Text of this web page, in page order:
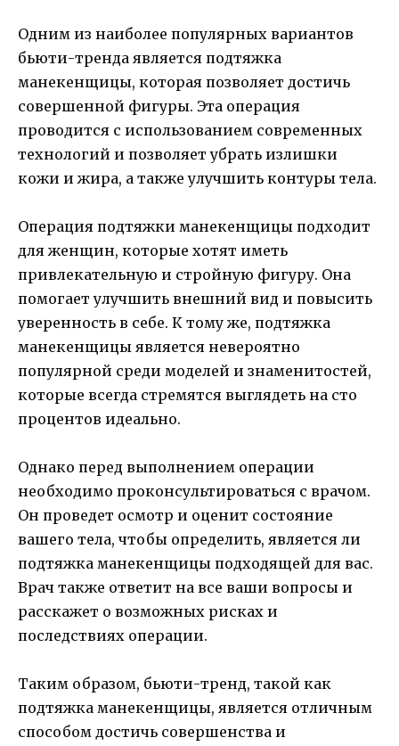
Одним из наиболее популярных вариантов
бьюти-тренда является подтяжка
манекенщицы, которая позволяет достичь
совершенной фигуры. Эта операция
проводится с использованием современных
технологий и позволяет убрать излишки
кожи и жира, а также улучшить контуры тела.
Операция подтяжки манекенщицы подходит
для женщин, которые хотят иметь
привлекательную и стройную фигуру. Она
помогает улучшить внешний вид и повысить
уверенность в себе. К тому же, подтяжка
манекенщицы является невероятно
популярной среди моделей и знаменитостей,
которые всегда стремятся выглядеть на сто
процентов идеально.
Однако перед выполнением операции
необходимо проконсультироваться с врачом.
Он проведет осмотр и оценит состояние
вашего тела, чтобы определить, является ли
подтяжка манекенщицы подходящей для вас.
Врач также ответит на все ваши вопросы и
расскажет о возможных рисках и
последствиях операции.
Таким образом, бьюти-тренд, такой как
подтяжка манекенщицы, является отличным
способом достичь совершенства и